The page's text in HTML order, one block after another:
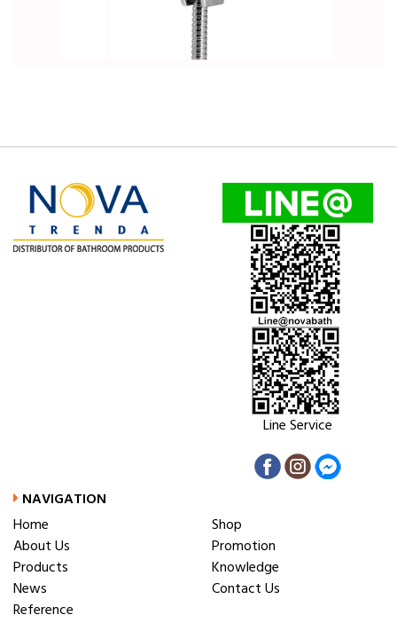
Line Service
NAVIGATION
Home
About Us
Products
News
Reference
Shop
Promotion
Knowledge
Contact Us